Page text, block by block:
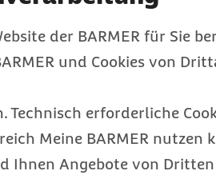
der BARMER für Sie
und Cookies von
Technisch erforderliche
Meine BARMER nutzen
Ihnen Angebote von
zur